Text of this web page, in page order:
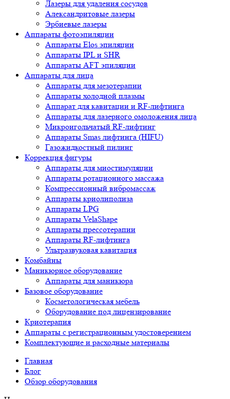
Лазеры для удаления сосудов
Александритовые лазеры
Эрбиевые лазеры
Аппараты фотоэпиляции
Аппараты Elos эпиляции
Аппараты IPL и SHR
Аппараты AFT эпиляции
Аппараты для лица
Аппараты для мезотерапии
Аппараты холодной плазмы
Аппарат для кавитации и RF-лифтинга
Аппараты для лазерного омоложения лица
Микроигольчатый RF-лифтинг
Аппараты Smas лифтинга (HIFU)
Газожидкостный пилинг
Коррекция фигуры
Аппараты для миостимуляции
Аппараты ротационного массажа
Компрессионный вибромассаж
Аппараты криолиполиза
Аппараты LPG
Аппараты VelaShape
Аппараты прессотерапии
Аппараты RF-лифтинга
Ультразвуковая кавитация
Комбайны
Маникюрное оборудование
Аппараты для маникюра
Базовое оборудование
Косметологическая мебель
Оборудование под лицензирование
Криотерапия
Аппараты c регистрационным удостоверением
Комплектующие и расходные материалы
Главная
Блог
Обзор оборудования